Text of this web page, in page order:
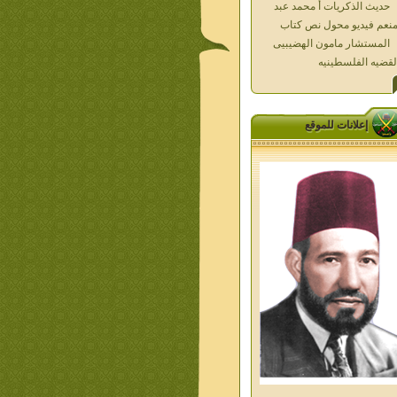
المستشار مامون الهضيبيى
الفلسطينيه
العداله الغائبه 1000 شهيد
ده كان زمان
خواطر الحج
الاخوان فى حرب فلسطين
حكايات من التراث الجزء الاول
من اعلام الاخوان المسلمين
الجزء الثانى
ديوان شعر الاخوان فى القلب
الشيخ على متولى
تفاصيل جنازة الشهيد احمد
وعمر شاهين 1952
جمعه امين ومواقف ساعدت
البنا فى تكوين شخصي
الاستاذ جمعه امين وعبقرية
البنا
الشمائل المحمديه دكتور يحيى
إعلانات للموقع